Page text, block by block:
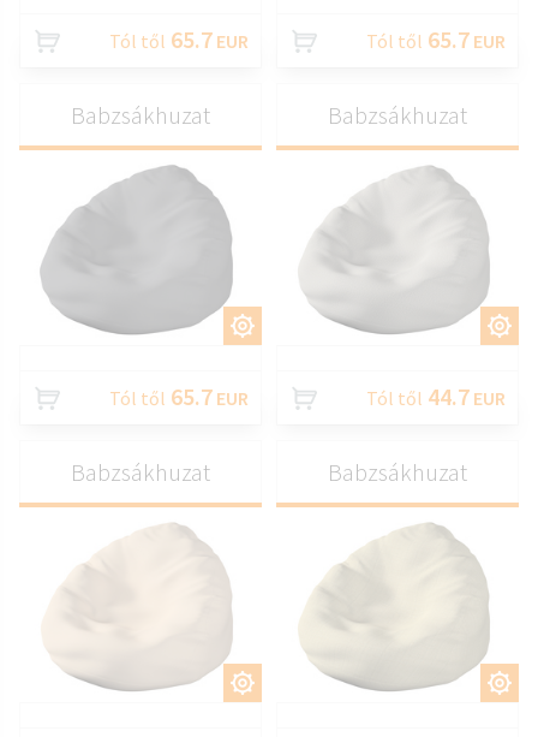
Tól től 65.7 EUR Tól től 65.7 EUR
TESTRESZAB
Babzsákhuzat
Tól től 65.7 EUR
TESTRESZAB
Babzsákhuzat
Tól től 44.7 EUR
TESTRESZAB
Babzsákhuzat
TESTRESZAB
Babzsákhuzat